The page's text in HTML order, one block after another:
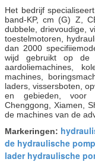
Het bedrijf
band-KP, cm (G) Z,
dubbele, drievoudige,
toestelmotoren,
dan 2000
wijd gebruikt op de
aardoliemachines,
machines,
laders, vissersboten,
en gebieden, voor
Chenggong, Xiamen,
de machines van de
Markeringen:
de hydraulische
lader hydraulische